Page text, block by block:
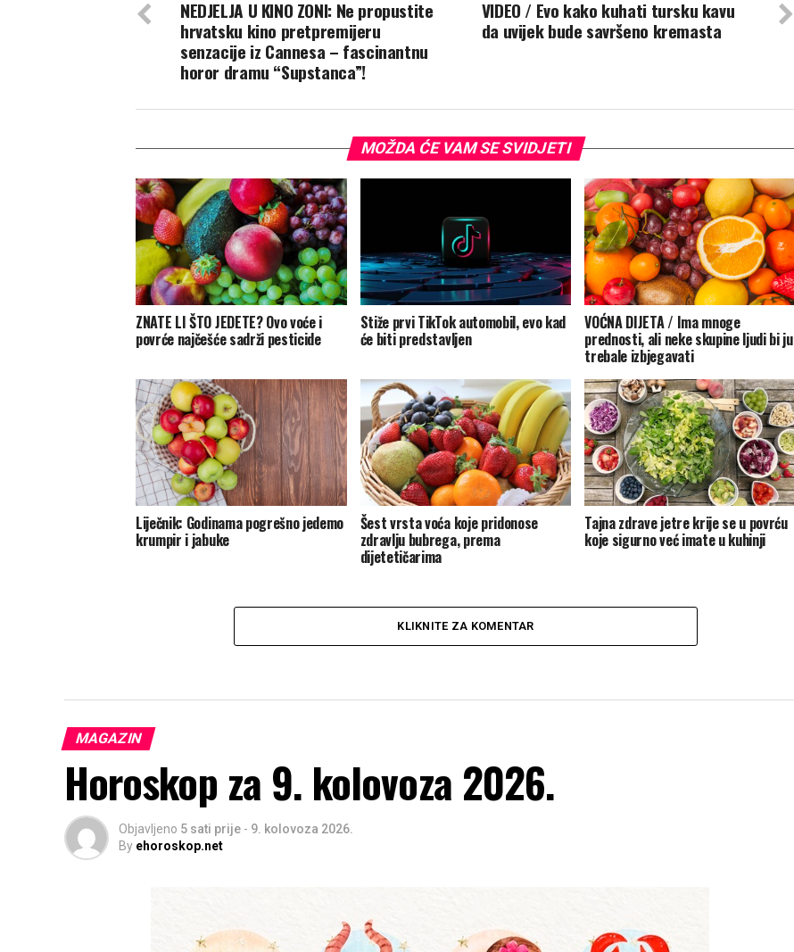
VIDEO / Evo kako kuhati tursku kavu
da uvijek bude savršeno kremasta
NEDJELJA U KINO ZONI: Ne propustite
hrvatsku kino pretpremijeru
senzacije iz Cannesa – fascinantnu
horor dramu “Supstanca”!
MOŽDA ĆE VAM SE SVIDJETI
ZNATE LI ŠTO JEDETE? Ovo voće i
povrće najčešće sadrži pesticide
Stiže prvi TikTok automobil, evo kad
će biti predstavljen
VOĆNA DIJETA / Ima mnoge
prednosti, ali neke skupine ljudi bi ju
trebale izbjegavati
Liječnik: Godinama pogrešno jedemo
krumpir i jabuke
Šest vrsta voća koje pridonose
zdravlju bubrega, prema
dijetetičarima
Tajna zdrave jetre krije se u povrću
koje sigurno već imate u kuhinji
KLIKNITE ZA KOMENTAR
MAGAZIN
Horoskop za 9. kolovoza 2026.
Objavljeno 5 sati prije - 9. kolovoza 2026.
By ehoroskop.net